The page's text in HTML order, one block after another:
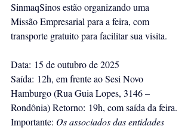
SinmaqSinos estão organizando uma
Missão Empresarial para a feira, com
transporte gratuito para facilitar sua visita.
Data: 15 de outubro de 2025
Saída: 12h, em frente ao Sesi Novo
Hamburgo (Rua Guia Lopes, 3146 –
Rondônia) Retorno: 19h, com saída da feira.
Importante: Os associados das entidades